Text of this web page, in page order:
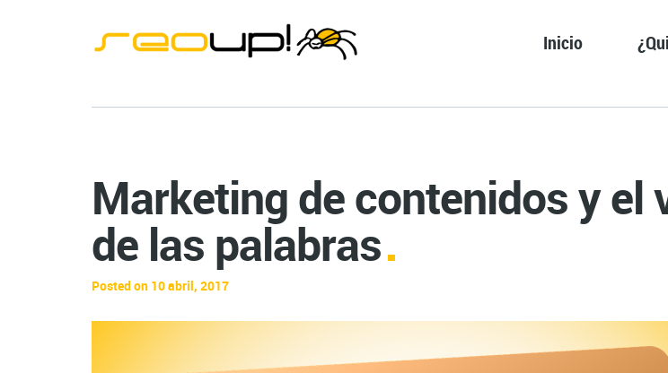
Inicio
Marketing de contenidos y el
de las palabras
Posted on 10 abril, 2017